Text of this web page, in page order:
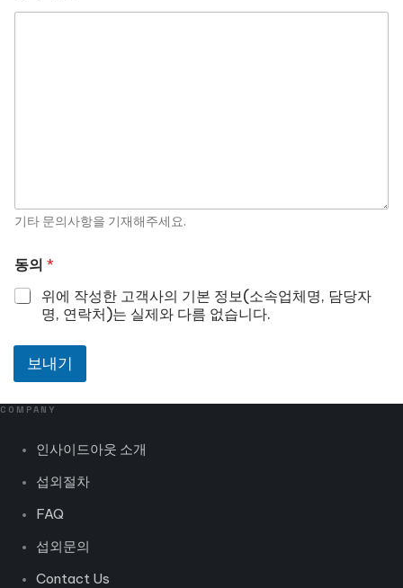
기타 문의사항을 기재해주세요.
동의 *
위에 작성한 고객사의 기본 정보(소속업체명, 담당자
명, 연락처)는 실제와 다름 없습니다.
보내기
COMPANY
인사이드아웃 소개
섭외절차
FAQ
섭외문의
Contact Us